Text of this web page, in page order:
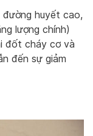
đường huyết cao,
lượng chính)
đốt cháy cơ và
đến sự giảm